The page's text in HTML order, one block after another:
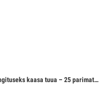
kaasa tuua – 25 parimat…